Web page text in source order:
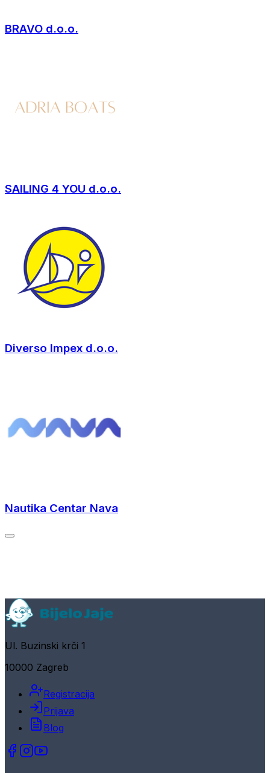
BRAVO d.o.o.
SAILING 4 YOU d.o.o.
Diverso Impex d.o.o.
Nautika Centar Nava
Ul. Buzinski krči 1
10000 Zagreb
Registracija
Prijava
Blog